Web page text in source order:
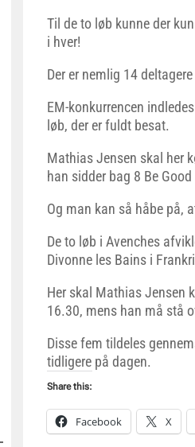
Til de to løb kunne der
i hver!
Der er nemlig 14
EM-konkurrencen
løb, der er fuldt besat.
Mathias Jensen skal her
han sidder bag 8 Be
Og man kan så håbe på,
De to løb i Avenches
Divonne les Bains i
Her skal Mathias Jensen
16.30, mens han må stå
Disse fem tildeles
tidligere på dagen.
Share this:
Facebook X